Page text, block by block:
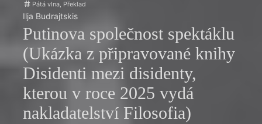
Esejistika
Recenze a reflexe
Reportáže
Rozhovory
Mauzoleum
Historie kolonialismu
Dokument
Výroční ceny
Pátá vlna, Překlad
Ilja Budrajtskis
Putinova společnost spektáklu
(Ukázka z připravované knihy
Disidenti mezi disidenty,
kterou v roce 2025 vydá
nakladatelství Filosofia)